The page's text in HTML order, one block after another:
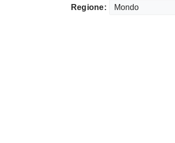
Regione: